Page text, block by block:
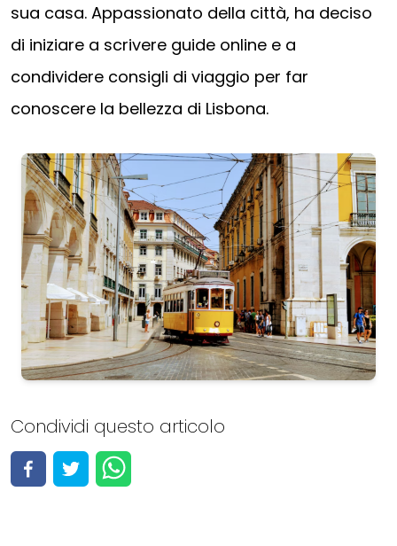
sua casa. Appassionato della città, ha deciso
di iniziare a scrivere guide online e a
condividere consigli di viaggio per far
conoscere la bellezza di Lisbona.
Portugal
Ver todas las 144 actividades
Visualizza attività
Condividi questo articolo